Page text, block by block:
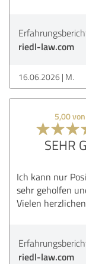
riedl-law.com
16.06.2026 M.
5,00
SEHR
Ich kann nur
sehr geholfen
Vielen
riedl-law.com